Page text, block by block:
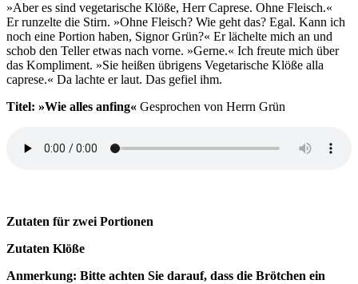
»Aber es sind vegetarische Klöße, Herr Caprese. Ohne Fleisch.«
Er runzelte die Stirn. »Ohne Fleisch? Wie geht das? Egal. Kann ich
noch eine Portion haben, Signor Grün?« Er lächelte mich an und
schob den Teller etwas nach vorne. »Gerne.« Ich freute mich über
das Kompliment. »Sie heißen übrigens Vegetarische Klöße alla
caprese.« Da lachte er laut. Das gefiel ihm.
Titel: »Wie alles anfing« Gesprochen von Herrn Grün
Zutaten für zwei Portionen
Zutaten Klöße
Anmerkung: Bitte achten Sie darauf, dass die Brötchen ein